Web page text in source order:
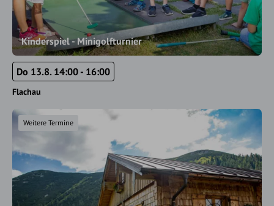
Kinderspiel - Minigolfturnier
Do 13.8. 14:00 - 16:00
Flachau
Weitere Termine